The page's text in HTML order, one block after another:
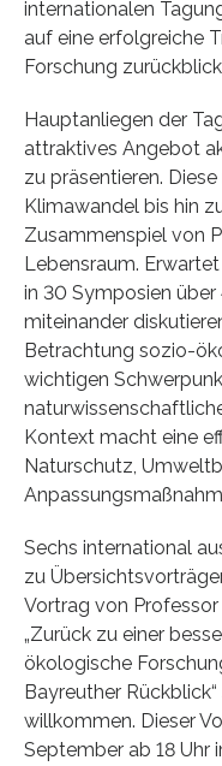
internationalen
auf eine erfolgreiche
Forschung
Hauptanliegen der
attraktives Angebot
zu präsentieren.
Klimawandel bis hin
Zusammenspiel von
Lebensraum.
in 30 Symposien
miteinander
Betrachtung sozio-
wichtigen
Kontext macht eine
Naturschutz,
Sechs international
zu
Vortrag von
„Zurück zu einer
ökologische
Bayreuther
willkommen. Dieser
September ab 18 Uhr